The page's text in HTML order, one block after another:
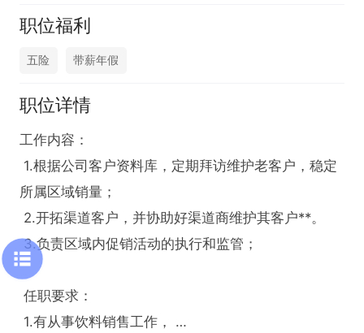
职位福利
五险 带薪年假
职位详情
工作内容：
1.根据公司客户资料库，定期拜访维护老客户，稳定
所属区域销量；
2.开拓渠道客户，并协助好渠道商维护其客户**。
3.负责区域内促销活动的执行和监管；
任职要求：
1.有从事饮料销售工作，